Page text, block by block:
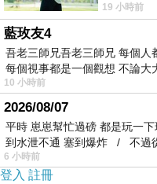
這班長程列車內
舖包廂內有四個床
大坐位，中間活動小
汁與茶包。坐位中
以當作梳妝台。靠
電之用。上舖之旅客
不大，但是需要之
19 小時前
藍玫友4
吾老三師兄吾老三師兄 每個人
每個視事都是一個觀想 不論大
10 小時前
2026/08/07
平時 崽崽幫忙過磅 都是玩一
到水泄不通 塞到爆炸 / 不過
6 小時前
登入 註冊